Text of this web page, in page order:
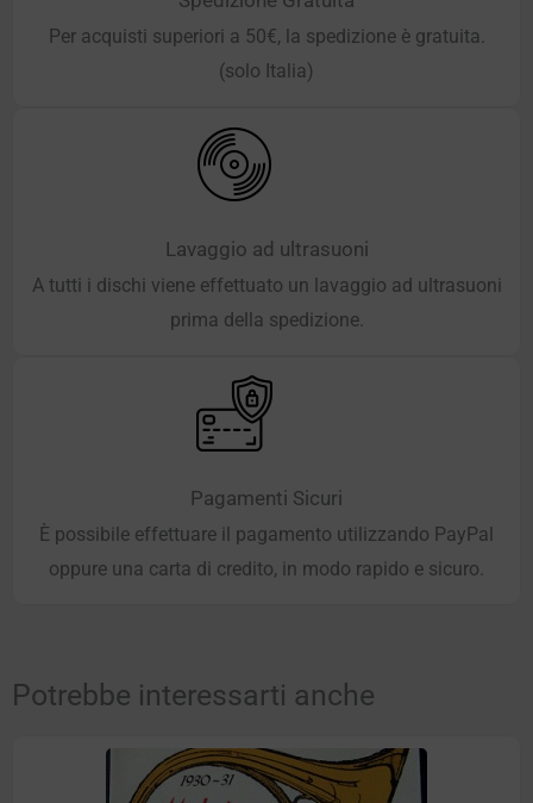
Per acquisti superiori a 50€, la spedizione è gratuita.
(solo Italia)
Lavaggio ad ultrasuoni
A tutti i dischi viene effettuato un lavaggio ad ultrasuoni
prima della spedizione.
Pagamenti Sicuri
È possibile effettuare il pagamento utilizzando PayPal
oppure una carta di credito, in modo rapido e sicuro.
Potrebbe interessarti anche